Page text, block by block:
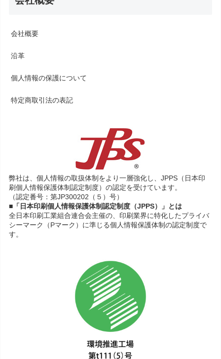
会社概要
沿革
個人情報の保護について
特定商取引法の表記
弊社は、個人情報の取扱体制をより一層強化し、JPPS（日本印
刷個人情報保護体制認定制度）の認定を受けています。
（認定番号：第JP300202（５）号）
■「日本印刷個人情報保護体制認定制度（JPPS）」とは
全日本印刷工業組合連合会主催の、印刷業界に特化したプライバ
シーマーク（Pマーク）に準じる個人情報保護体制の認定制度で
す。